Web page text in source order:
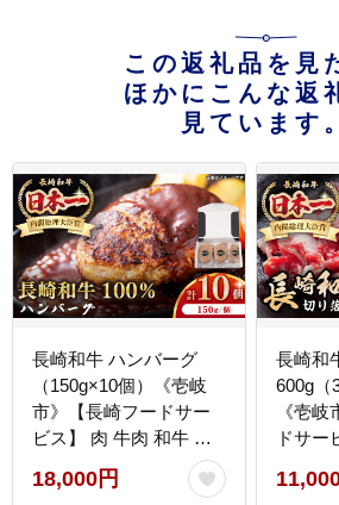
この返礼品を見
ほかにこんな返
見ています。
長崎和牛 ハンバーグ
（150g×10個）《壱岐
市》【長崎フードサー
ビス】 肉 牛肉 和牛 惣
菜 加工品 冷凍配送
18000 18000円 [JEP006]
18,000円
長崎和
600g（
《壱
ドサー
身 小
切り落